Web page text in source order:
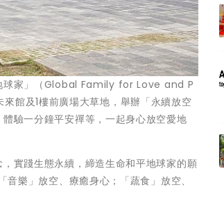
球家」（Global Family for Love and P
館及1樓前廣場大草地，舉辦「永續放空
驗一分鐘平安禪等，一起身心放空愛地
實踐生態永續，締造生命和平地球家的願
樂」放空、療癒身心；「蔬食」放空、